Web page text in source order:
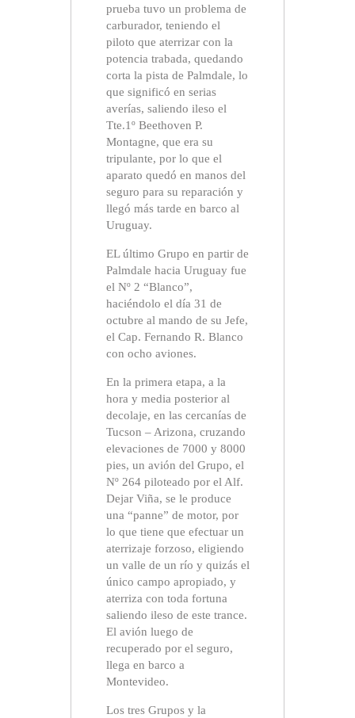
prueba tuvo un problema de
carburador, teniendo el
piloto que aterrizar con la
potencia trabada, quedando
corta la pista de Palmdale, lo
que significó en serias
averías, saliendo ileso el
Tte.1º Beethoven P.
Montagne, que era su
tripulante, por lo que el
aparato quedó en manos del
seguro para su reparación y
llegó más tarde en barco al
Uruguay.
EL último Grupo en partir de
Palmdale hacia Uruguay fue
el Nº 2 “Blanco”,
haciéndolo el día 31 de
octubre al mando de su Jefe,
el Cap. Fernando R. Blanco
con ocho aviones.
En la primera etapa, a la
hora y media posterior al
decolaje, en las cercanías de
Tucson – Arizona, cruzando
elevaciones de 7000 y 8000
pies, un avión del Grupo, el
Nº 264 piloteado por el Alf.
Dejar Viña, se le produce
una “panne” de motor, por
lo que tiene que efectuar un
aterrizaje forzoso, eligiendo
un valle de un río y quizás el
único campo apropiado, y
aterriza con toda fortuna
saliendo ileso de este trance.
El avión luego de
recuperado por el seguro,
llega en barco a
Montevideo.
Los tres Grupos y la